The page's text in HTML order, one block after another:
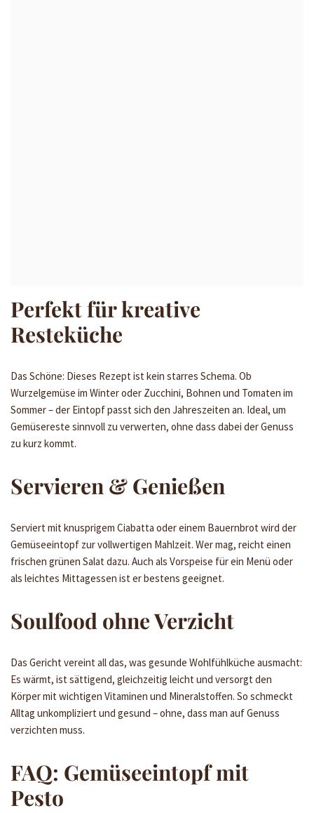
Perfekt für kreative
Resteküche
Das Schöne: Dieses Rezept ist kein starres Schema. Ob
Wurzelgemüse im Winter oder Zucchini, Bohnen und Tomaten im
Sommer – der Eintopf passt sich den Jahreszeiten an. Ideal, um
Gemüsereste sinnvoll zu verwerten, ohne dass dabei der Genuss
zu kurz kommt.
Servieren & Genießen
Serviert mit knusprigem Ciabatta oder einem Bauernbrot wird der
Gemüseeintopf zur vollwertigen Mahlzeit. Wer mag, reicht einen
frischen grünen Salat dazu. Auch als Vorspeise für ein Menü oder
als leichtes Mittagessen ist er bestens geeignet.
Soulfood ohne Verzicht
Das Gericht vereint all das, was gesunde Wohlfühlküche ausmacht:
Es wärmt, ist sättigend, gleichzeitig leicht und versorgt den
Körper mit wichtigen Vitaminen und Mineralstoffen. So schmeckt
Alltag unkompliziert und gesund – ohne, dass man auf Genuss
verzichten muss.
FAQ: Gemüseeintopf mit
Pesto